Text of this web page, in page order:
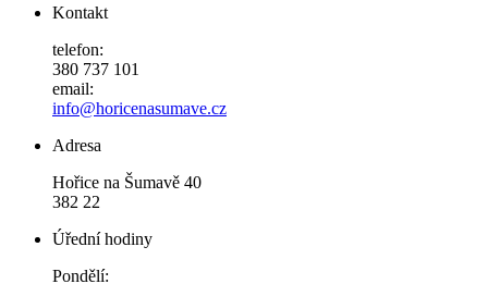
Kontakt
telefon:
380 737 101
email:
info@horicenasumave.cz
Adresa
Hořice na Šumavě 40
382 22
Úřední hodiny
Pondělí: